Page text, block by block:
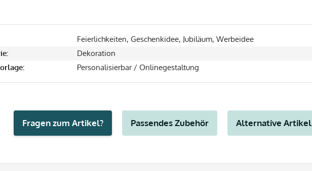
Feierlichkeiten, Geschenkidee, Jubiläum, Werbeidee
Dekoration
Personalisierbar / Onlinegestaltung
Fragen zum Artikel? Passendes Zubehör Alternative Artikel